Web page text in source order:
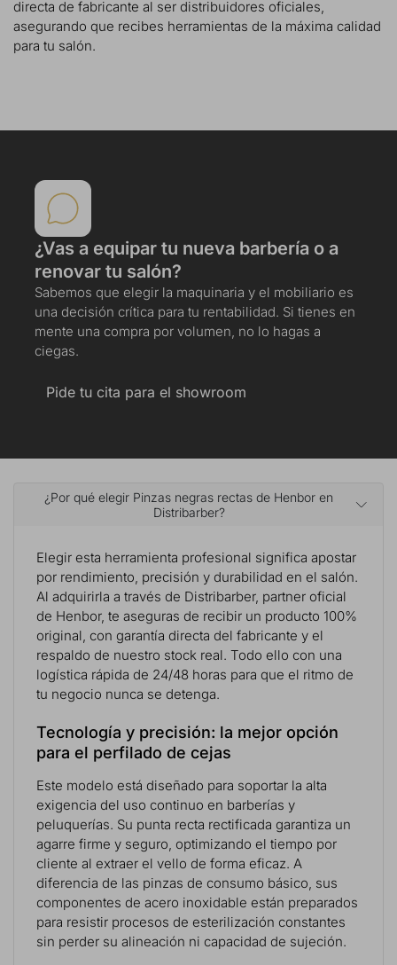
directa de fabricante al ser distribuidores oficiales,
asegurando que recibes herramientas de la máxima calidad
para tu salón.
¿Vas a equipar tu nueva barbería o a
renovar tu salón?
Sabemos que elegir la maquinaria y el mobiliario es
una decisión crítica para tu rentabilidad. Si tienes en
mente una compra por volumen, no lo hagas a
ciegas.
Pide tu cita para el showroom
¿Por qué elegir Pinzas negras rectas de Henbor en
Distribarber?
Elegir esta herramienta profesional significa apostar
por rendimiento, precisión y durabilidad en el salón.
Al adquirirla a través de Distribarber, partner oficial
de Henbor, te aseguras de recibir un producto 100%
original, con garantía directa del fabricante y el
respaldo de nuestro stock real. Todo ello con una
logística rápida de 24/48 horas para que el ritmo de
tu negocio nunca se detenga.
Tecnología y precisión: la mejor opción
para el perfilado de cejas
Este modelo está diseñado para soportar la alta
exigencia del uso continuo en barberías y
peluquerías. Su punta recta rectificada garantiza un
agarre firme y seguro, optimizando el tiempo por
cliente al extraer el vello de forma eficaz. A
diferencia de las pinzas de consumo básico, sus
componentes de acero inoxidable están preparados
para resistir procesos de esterilización constantes
sin perder su alineación ni capacidad de sujeción.